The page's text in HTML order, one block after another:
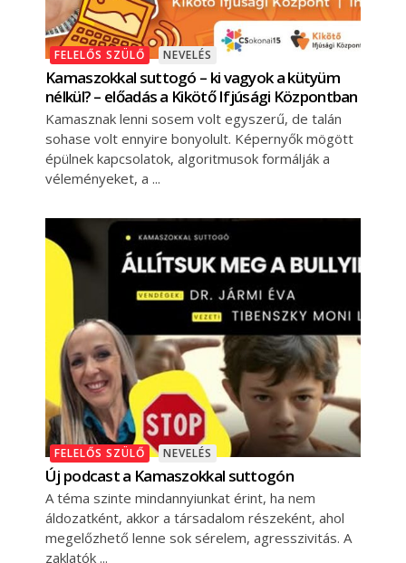
FELELŐS SZÜLŐ NEVELÉS
Kamaszokkal suttogó – ki vagyok a kütyüm
nélkül? – előadás a Kikötő Ifjúsági Központban
Kamasznak lenni sosem volt egyszerű, de talán
sohase volt ennyire bonyolult. Képernyők mögött
épülnek kapcsolatok, algoritmusok formálják a
véleményeket, a
FELELŐS SZÜLŐ NEVELÉS
Új podcast a Kamaszokkal suttogón
A téma szinte mindannyiunkat érint, ha nem
áldozatként, akkor a társadalom részeként, ahol
megelőzhető lenne sok sérelem, agresszivitás. A
zaklatók